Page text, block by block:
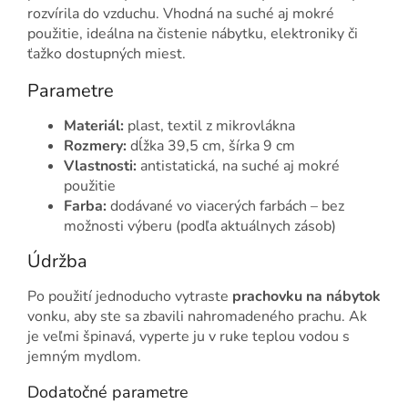
rozvírila do vzduchu. Vhodná na suché aj mokré
použitie, ideálna na čistenie nábytku, elektroniky či
ťažko dostupných miest.
Parametre
Materiál: plast, textil z mikrovlákna
Rozmery: dĺžka 39,5 cm, šírka 9 cm
Vlastnosti: antistatická, na suché aj mokré
použitie
Farba: dodávané vo viacerých farbách – bez
možnosti výberu (podľa aktuálnych zásob)
Údržba
Po použití jednoducho vytraste prachovku na nábytok
vonku, aby ste sa zbavili nahromadeného prachu. Ak
je veľmi špinavá, vyperte ju v ruke teplou vodou s
jemným mydlom.
Dodatočné parametre